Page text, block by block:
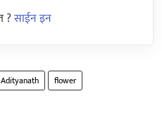
?साईन इन
flower